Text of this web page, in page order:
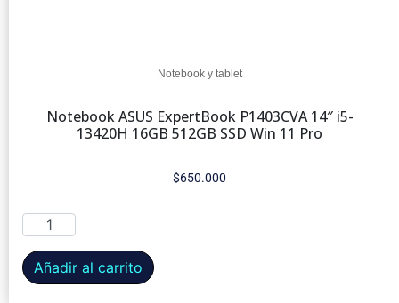
Notebook y tablet
Notebook ASUS ExpertBook P1403CVA 14″ i5-
13420H 16GB 512GB SSD Win 11 Pro
$650.000
Añadir al carrito